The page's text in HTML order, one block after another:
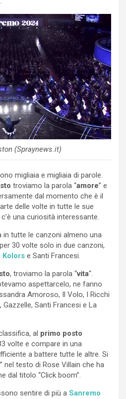
(Spraynews.it)
migliaia e migliaia di parole.
troviamo la parola “amore” e
dal momento che è il
delle volte in tutte le sue
una curiosità interessante.
in tutte le canzoni almeno una
30 volte solo in due canzoni,
Kolors e Santi Francesi.
, troviamo la parola “vita“.
aspettarcelo, ne fanno
Amoroso, Il Volo, I Ricchi
Gazzelle, Santi Francesi e La
al primo posto
volte e compare in una
a battere tutte le altre. Si
” nel testo di Rose Villain che ha
dal titolo “Click boom”.
sentire di più a Sanremo